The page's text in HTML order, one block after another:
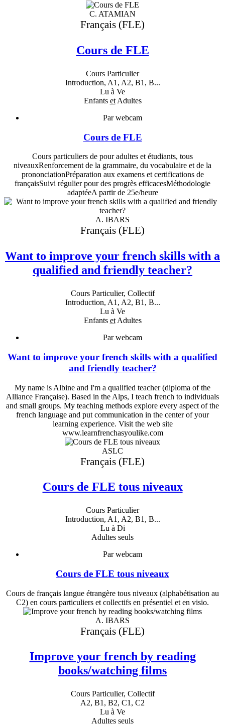
C. ATAMIAN
Français (FLE)
Cours de FLE
Cours Particulier
Introduction, A1, A2, B1, B...
Lu à Ve
Enfants etAdultes
Par webcam
Cours de FLE
Cours particuliers de pour adultes et étudiants, tous
niveauxRenforcement de la grammaire, du vocabulaire et de la
prononciationPréparation aux examens et certifications de
françaisSuivi régulier pour des progrès efficacesMéthodologie
adaptéeA partir de 25e/heure
A. IBARS
Français (FLE)
Want to improve your french skills with a
qualified and friendly teacher?
Cours Particulier, Collectif
Introduction, A1, A2, B1, B...
Lu à Ve
Enfants etAdultes
Par webcam
Want to improve your french skills with a qualified
and friendly teacher?
My name is Albine and I'm a qualified teacher (diploma of the
Alliance Française). Based in the Alps, I teach french to individuals
and small groups. My teaching methods explore every aspect of the
french language and put communication in the center of your
learning experience. Visit the web site
www.learnfrenchasyoulike.com
ASLC
Français (FLE)
Cours de FLE tous niveaux
Cours Particulier
Introduction, A1, A2, B1, B...
Lu à Di
Adultes seuls
Par webcam
Cours de FLE tous niveaux
Cours de français langue étrangère tous niveaux (alphabétisation au
C2) en cours particuliers et collectifs en présentiel et en visio.
A. IBARS
Français (FLE)
Improve your french by reading
books/watching films
Cours Particulier, Collectif
A2, B1, B2, C1, C2
Lu à Ve
Adultes seuls